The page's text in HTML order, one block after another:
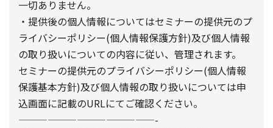
一切ありません。
・提供後の個人情報についてはセミナーの提供元のプ
ライバシーポリシー(個人情報保護方針)及び個人情報
の取り扱いについての内容に従い、管理されます。
セミナーの提供元のプライバシーポリシー(個人情報
保護基本方針)及び個人情報の取り扱いについては申
込画面に記載のURLにてご確認ください。
——————————————-